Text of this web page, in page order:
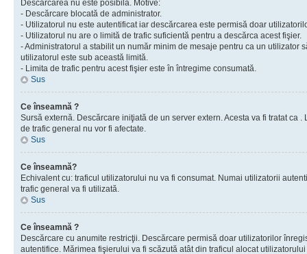
Descărcarea nu este posibilă. Motive:
- Descărcare blocată de administrator.
- Utilizatorul nu este autentificat iar descărcarea este permisă doar
- Utilizatorul nu are o limită de trafic suficientă pentru a descărca acest fişier.
- Administratorul a stabilit un număr minim de mesaje pentru ca un utilizator
utilizatorul este sub această limită.
- Limita de trafic pentru acest fişier este în întregime consumată.
Sus
Ce înseamnă ?
Sursă externă. Descărcare iniţiată de un server extern. Acesta va fi tratat ca
de trafic general nu vor fi afectate.
Sus
Ce înseamnă?
Echivalent cu: traficul utilizatorului nu va fi consumat. Numai utilizatorii
trafic general va fi utilizată.
Sus
Ce înseamnă ?
Descărcare cu anumite restricţii. Descărcare permisă doar utilizatorilor
autentifice. Mărimea fişierului va fi scăzută atât din traficul alocat